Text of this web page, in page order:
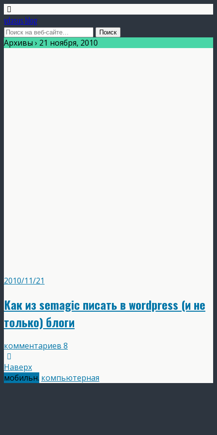
vdasus blog
Архивы › 21 ноября, 2010
2010/11/21
Как из semagic писать в wordpress (и не
только) блоги
комментариев 8
Наверх
мобильн. компьютерная